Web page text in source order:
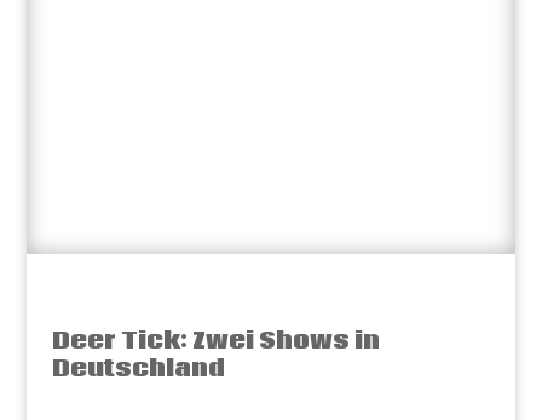
Deer Tick: Zwei Shows in
Deutschland